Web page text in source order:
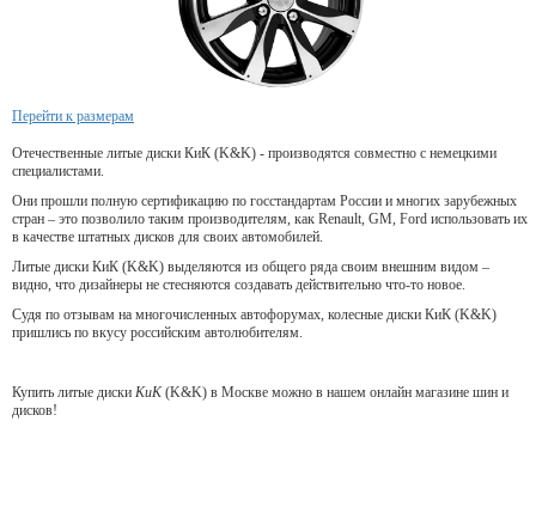
Перейти к размерам
Отечественные литые диски КиК (K&K) - производятся совместно с немецкими
специалистами.
Они прошли полную сертификацию по госстандартам России и многих зарубежных
стран – это позволило таким производителям, как Renault, GM, Ford использовать их
в качестве штатных дисков для своих автомобилей.
Литые диски КиК (K&K) выделяются из общего ряда своим внешним видом –
видно, что дизайнеры не стесняются создавать действительно что-то новое.
Судя по отзывам на многочисленных автофорумах, колесные диски КиК (K&K)
пришлись по вкусу российским автолюбителям.
Купить литые диски КиК(K&K) в Москве можно в нашем онлайн магазине шин и
дисков!